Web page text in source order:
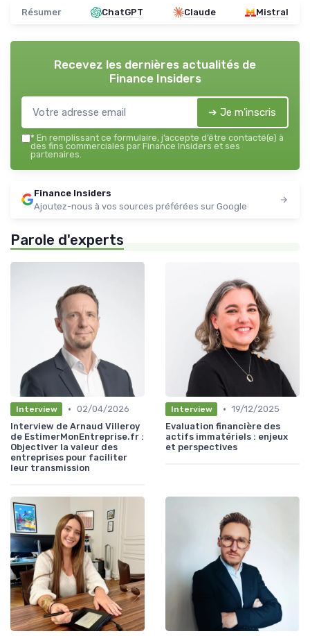
Résumer ChatGPT Claude Mistral
Recevez les dernières actualités de
Finance Insiders
➔ Je m'inscris
* En remplissant ce formulaire, j’accepte d’être contacté(e) à
des fins commerciales par Finance Insiders et ses
partenaires.
Finance Insiders
Ajoutez-nous à vos sources préférées sur Google
Parole d'experts
Interview • 02/04/2026
Interview de Arnaud Villeroy
de EstimerMonEntreprise.fr :
Objectiver la valeur des
entreprises pour faciliter
leur transmission
Interview • 19/12/2025
Evaluation financière des
actifs immatériels : enjeux
et perspectives